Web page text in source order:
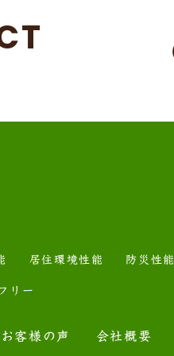
居住環境性能 防災性能
リー
お客様の声 会社概要